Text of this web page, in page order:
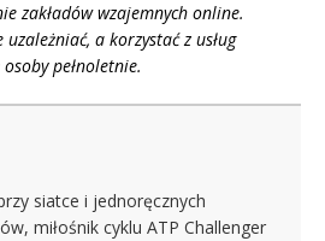
zakładów wzajemnych online.
a korzystać z usług
pełnoletnie.
siatce i jednoręcznych
miłośnik cyklu ATP Challenger